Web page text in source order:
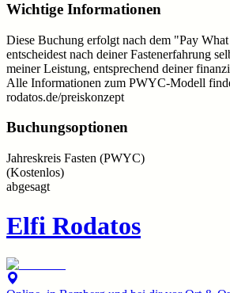
Wichtige Informationen
Diese Buchung erfolgt nach dem "Pay
entscheidest nach deiner Fastenerfahrung
meiner Leistung, entsprechend deiner
Alle Informationen zum PWYC-Modell
rodatos.de/preiskonzept
Buchungsoptionen
Jahreskreis Fasten (PWYC)
(Kostenlos)
abgesagt
Elfi Rodatos